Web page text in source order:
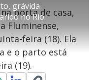
grávida
no Rio
e
n
r
a
porta de casa,
Fluminense,
feira (18). Ela
e o parto está
(19).